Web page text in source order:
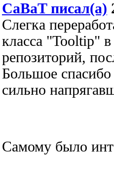
CaBaT писал(а)
Слегка
класса "Tooltip"
репозиторий,
Большое
сильно
Самому было